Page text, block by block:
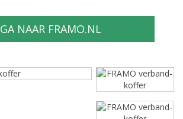
GA NAAR FRAMO.NL